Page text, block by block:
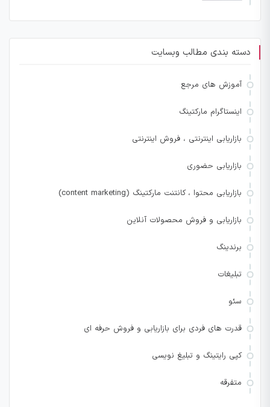
دسته بندی مطالب وبسایت
آموزش های مرجع
اینستاگرام مارکتینگ
بازاریابی اینترنتی ، فروش اینترنتی
بازاریابی حضوری
بازاریابی محتوا ، کانتنت مارکتینگ (content marketing)
بازاریابی و فروش محصولات آنلاین
برندینگ
تبلیغات
سئو
قدرت های فردی برای بازاریابی و فروش حرفه ای
کپی رایتینگ و تبلیغ نویسی
متفرقه